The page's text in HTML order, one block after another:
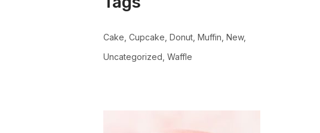
Cake Cupcake Donut Muffin New
Uncategorized Waffle